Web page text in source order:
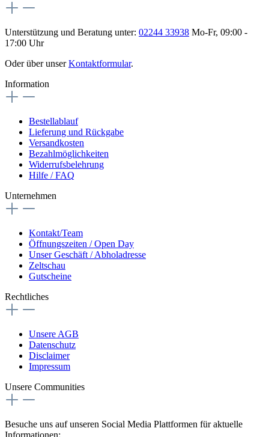
Unterstützung und Beratung unter: 02244 33938 Mo-Fr, 09:00 -
17:00 Uhr
Oder über unserKontaktformular.
Information
Bestellablauf
Lieferung und Rückgabe
Versandkosten
Bezahlmöglichkeiten
Widerrufsbelehrung
Hilfe / FAQ
Unternehmen
Kontakt/Team
Öffnungszeiten / Open Day
Unser Geschäft / Abholadresse
Zeltschau
Gutscheine
Rechtliches
Unsere AGB
Datenschutz
Disclaimer
Impressum
Unsere Communities
Besuche uns auf unseren Social Media Plattformen für aktuelle
Informationen: